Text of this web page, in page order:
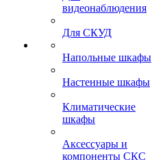
видеонаблюдения
Для СКУД
Напольные шкафы
Настенные шкафы
Климатические
шкафы
Аксессуары и
компоненты СКС